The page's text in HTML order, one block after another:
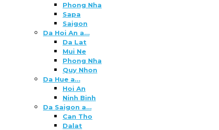
Phong Nha
Sapa
Saigon
Da Hoi An a…
Da Lat
Mui Ne
Phong Nha
Quy Nhon
Da Hue a…
Hoi An
Ninh Binh
Da Saigon a…
Can Tho
Dalat